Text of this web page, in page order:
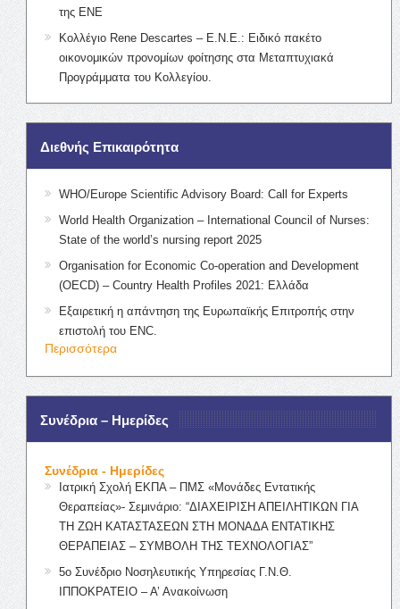
της ΕΝΕ
Κολλέγιο Rene Descartes – Ε.Ν.Ε.: Ειδικό πακέτο
οικονομικών προνομίων φοίτησης στα Μεταπτυχιακά
Προγράμματα του Κολλεγίου.
Διεθνής Επικαιρότητα
WHO/Europe Scientific Advisory Board: Call for Experts
World Health Organization – International Council of Nurses:
State of the world’s nursing report 2025
Organisation for Economic Co-operation and Development
(OECD) – Country Health Profiles 2021: Ελλάδα
Εξαιρετική η απάντηση της Ευρωπαϊκής Επιτροπής στην
επιστολή του ENC.
Περισσότερα
Συνέδρια – Ημερίδες
Συνέδρια - Ημερίδες
Ιατρική Σχολή ΕΚΠΑ – ΠΜΣ «Μονάδες Εντατικής
Θεραπείας»- Σεμινάριο: “ΔΙΑΧΕΙΡΙΣΗ ΑΠΕΙΛΗΤΙΚΩΝ ΓΙΑ
ΤΗ ΖΩΗ ΚΑΤΑΣΤΑΣΕΩΝ ΣΤΗ ΜΟΝΑΔΑ ΕΝΤΑΤΙΚΗΣ
ΘΕΡΑΠΕΙΑΣ – ΣΥΜΒΟΛΗ ΤΗΣ ΤΕΧΝΟΛΟΓΙΑΣ”
5ο Συνέδριο Νοσηλευτικής Υπηρεσίας Γ.Ν.Θ.
ΙΠΠΟΚΡΑΤΕΙΟ – Α’ Ανακοίνωση